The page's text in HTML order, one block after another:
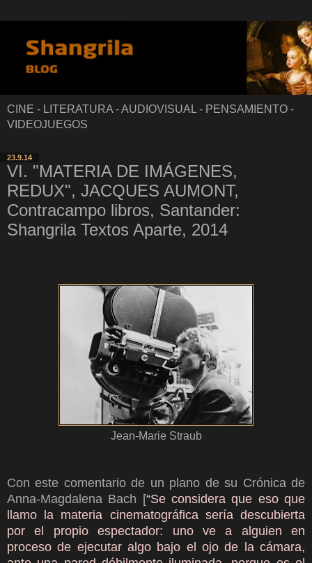
CINE - LITERATURA - AUDIOVISUAL - PENSAMIENTO -
VIDEOJUEGOS
23.9.14
VI. "MATERIA DE IMÁGENES,
REDUX", JACQUES AUMONT,
Contracampo libros, Santander:
Shangrila Textos Aparte, 2014
Jean-Marie Straub
Con este comentario de un plano de su Crónica de
Anna-Magdalena Bach [“Se considera que eso que
llamo la materia cinematográfica sería descubierta
por el propio espectador: uno ve a alguien en
proceso de ejecutar algo bajo el ojo de la cámara,